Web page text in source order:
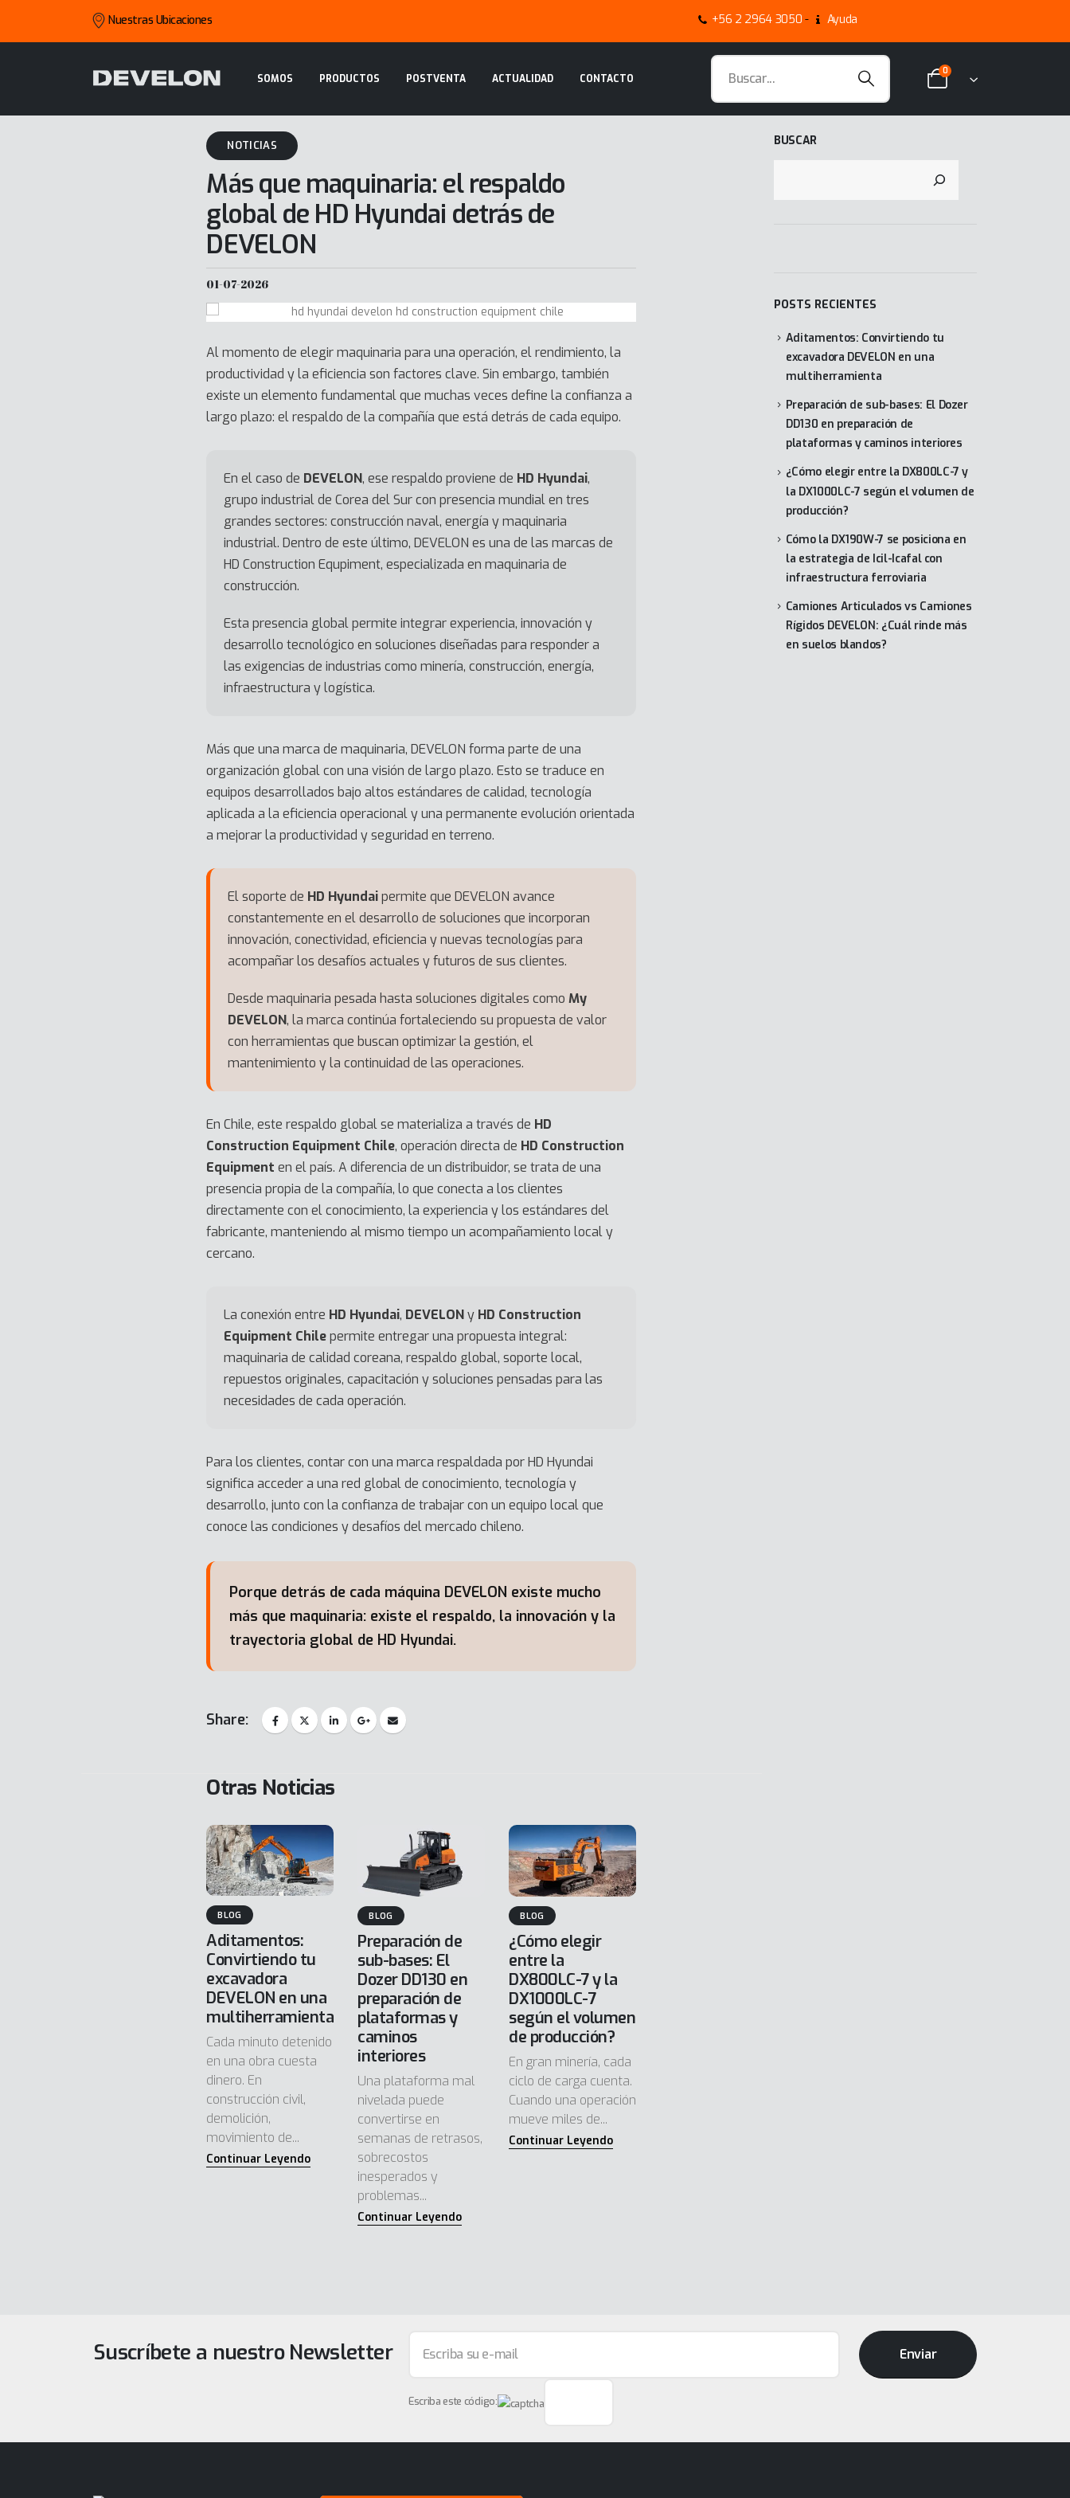
Nuestras Ubicaciones +56 2 2964 3050 - Ayuda
SOMOS PRODUCTOS POSTVENTA ACTUALIDAD CONTACTO
0
NOTICIAS
Más que maquinaria: el respaldo
global de HD Hyundai detrás de
DEVELON
01-07-2026
Al momento de elegir maquinaria para una operación, el rendimiento, la
productividad y la eficiencia son factores clave. Sin embargo, también
existe un elemento fundamental que muchas veces define la confianza a
largo plazo: el respaldo de la compañía que está detrás de cada equipo.
En el caso de DEVELON, ese respaldo proviene de HD Hyundai,
grupo industrial de Corea del Sur con presencia mundial en tres
grandes sectores: construcción naval, energía y maquinaria
industrial. Dentro de este último, DEVELON es una de las marcas de
HD Construction Equpiment, especializada en maquinaria de
construcción.
Esta presencia global permite integrar experiencia, innovación y
desarrollo tecnológico en soluciones diseñadas para responder a
las exigencias de industrias como minería, construcción, energía,
infraestructura y logística.
Más que una marca de maquinaria, DEVELON forma parte de una
organización global con una visión de largo plazo. Esto se traduce en
equipos desarrollados bajo altos estándares de calidad, tecnología
aplicada a la eficiencia operacional y una permanente evolución orientada
a mejorar la productividad y seguridad en terreno.
El soporte de HD Hyundaipermite que DEVELON avance
constantemente en el desarrollo de soluciones que incorporan
innovación, conectividad, eficiencia y nuevas tecnologías para
acompañar los desafíos actuales y futuros de sus clientes.
Desde maquinaria pesada hasta soluciones digitales comoMy
DEVELON, la marca continúa fortaleciendo su propuesta de valor
con herramientas que buscan optimizar la gestión, el
mantenimiento y la continuidad de las operaciones.
En Chile, este respaldo global se materializa a través de HD
Construction Equipment Chile, operación directa de HD Construction
Equipment en el país. A diferencia de un distribuidor, se trata de una
presencia propia de la compañía, lo que conecta a los clientes
directamente con el conocimiento, la experiencia y los estándares del
fabricante, manteniendo al mismo tiempo un acompañamiento local y
cercano.
La conexión entre HD Hyundai, DEVELONy HD Construction
Equipment Chilepermite entregar una propuesta integral:
maquinaria de calidad coreana, respaldo global, soporte local,
repuestos originales, capacitación y soluciones pensadas para las
necesidades de cada operación.
Para los clientes, contar con una marca respaldada por HD Hyundai
significa acceder a una red global de conocimiento, tecnología y
desarrollo, junto con la confianza de trabajar con un equipo local que
conoce las condiciones y desafíos del mercado chileno.
Porque detrás de cada máquina DEVELON existe mucho
más que maquinaria: existe el respaldo, la innovación y la
trayectoria global de HD Hyundai.
Share:
Otras Noticias
BLOG
Aditamentos:
Convirtiendo tu
excavadora
DEVELON en una
multiherramienta
Cada minuto detenido
en una obra cuesta
dinero. En
construcción civil,
demolición,
movimiento de...
BLOG
Preparación de
sub-bases: El
Dozer DD130 en
preparación de
plataformas y
caminos
interiores
Una plataforma mal
nivelada puede
convertirse en
semanas de retrasos,
sobrecostos
inesperados y
problemas...
BLOG
¿Cómo elegir
entre la
DX800LC-7 y la
DX1000LC-7
según el volumen
de producción?
En gran minería, cada
ciclo de carga cuenta.
Cuando una operación
mueve miles de...
BUSCAR
POSTS RECIENTES
Aditamentos: Convirtiendo tu
excavadora DEVELON en una
multiherramienta
Preparación de sub-bases: El Dozer
DD130 en preparación de
plataformas y caminos interiores
¿Cómo elegir entre la DX800LC-7 y
la DX1000LC-7 según el volumen de
producción?
Cómo la DX190W-7 se posiciona en
la estrategia de Icil-Icafal con
infraestructura ferroviaria
Camiones Articulados vs Camiones
Rígidos DEVELON: ¿Cuál rinde más
en suelos blandos?
Suscríbete a nuestro Newsletter
Escriba este código:
Enviar